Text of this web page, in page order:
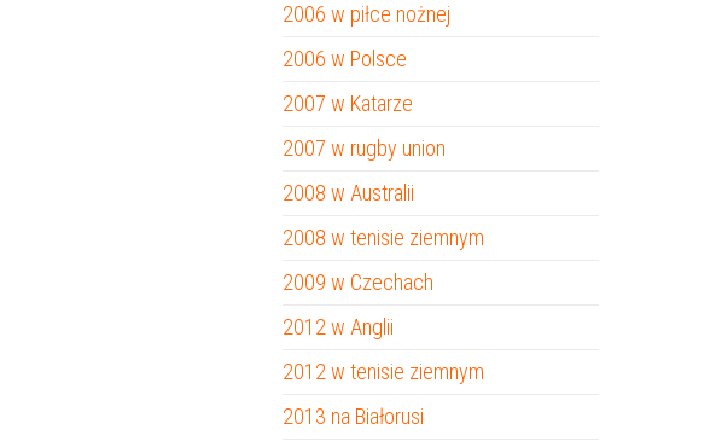
2006 w piłce nożnej
2006 w Polsce
2007 w Katarze
2007 w rugby union
2008 w Australii
2008 w tenisie ziemnym
2009 w Czechach
2012 w Anglii
2012 w tenisie ziemnym
2013 na Białorusi